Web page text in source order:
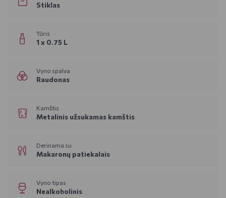
Stiklas
Tūris
1 x 0.75 L
Vyno spalva
Raudonas
Kamštis
Metalinis užsukamas kamštis
Derinama su
Makaronų patiekalais
Vyno tipas
Nealkoholinis